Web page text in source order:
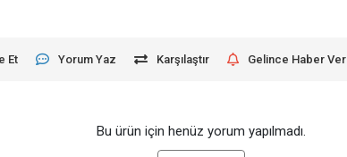
Et Yorum Yaz Karşılaştır Gelince Haber Ver
Bu ürün için henüz yorum yapılmadı.